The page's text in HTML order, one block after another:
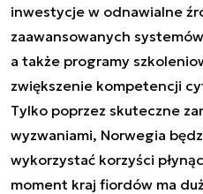
inwestycje w odnawialne
zaawansowanych
a także programy
zwiększenie kompetencji
Tylko poprzez skuteczne
wyzwaniami, Norwegia
wykorzystać korzyści
moment kraj fiordów ma